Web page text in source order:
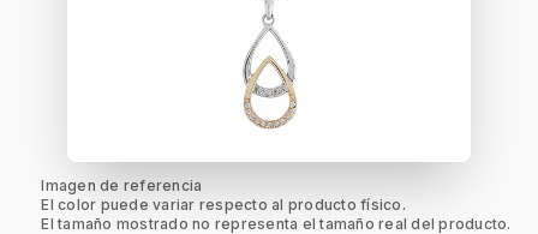
Imagen de referencia
El color puede variar respecto al producto físico.
El tamaño mostrado no representa el tamaño real del producto.